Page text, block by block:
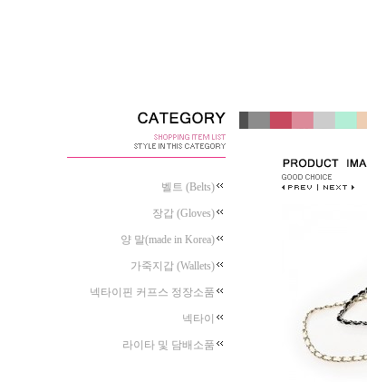
벨트 (Belts)
장갑 (Gloves)
양 말(made in Korea)
가죽지갑 (Wallets)
넥타이핀 커프스 정장소품
넥타이
라이타 및 담배소품